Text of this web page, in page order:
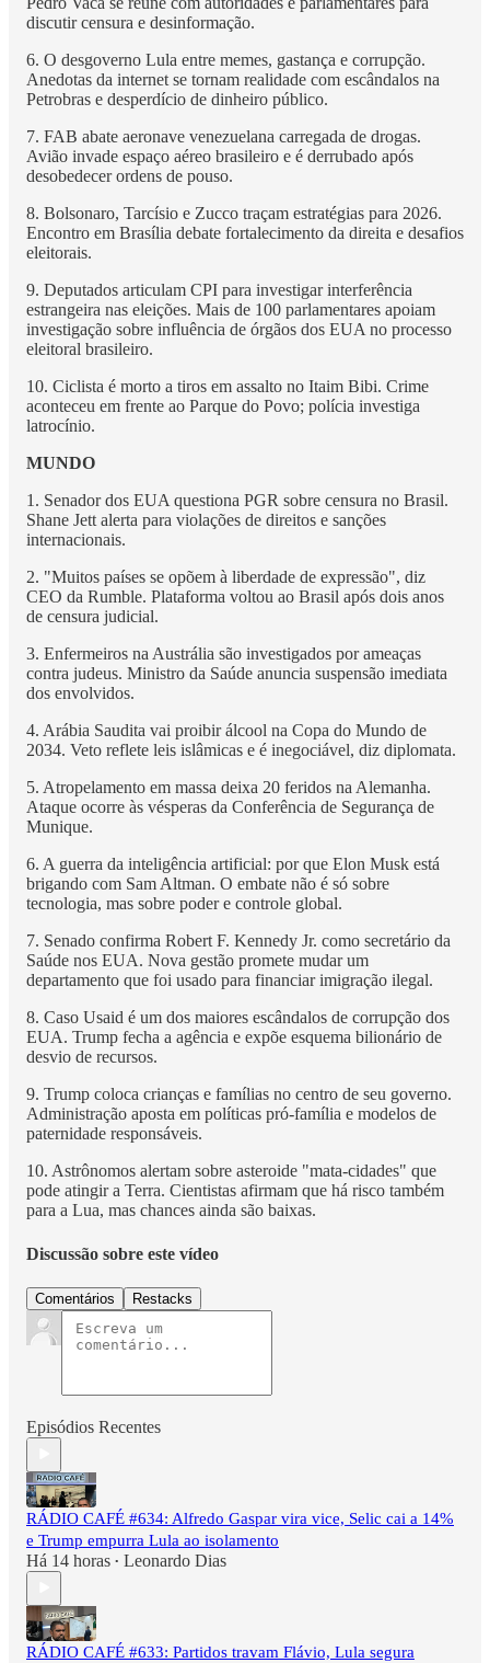
discutir censura e desinformação.
6. O desgoverno Lula entre memes, gastança e corrupção.
Anedotas da internet se tornam realidade com escândalos na
Petrobras e desperdício de dinheiro público.
7. FAB abate aeronave venezuelana carregada de drogas.
Avião invade espaço aéreo brasileiro e é derrubado após
desobedecer ordens de pouso.
8. Bolsonaro, Tarcísio e Zucco traçam estratégias para 2026.
Encontro em Brasília debate fortalecimento da direita e desafios
eleitorais.
9. Deputados articulam CPI para investigar interferência
estrangeira nas eleições. Mais de 100 parlamentares apoiam
investigação sobre influência de órgãos dos EUA no processo
eleitoral brasileiro.
10. Ciclista é morto a tiros em assalto no Itaim Bibi. Crime
aconteceu em frente ao Parque do Povo; polícia investiga
latrocínio.
MUNDO
1. Senador dos EUA questiona PGR sobre censura no Brasil.
Shane Jett alerta para violações de direitos e sanções
internacionais.
2. "Muitos países se opõem à liberdade de expressão", diz
CEO da Rumble. Plataforma voltou ao Brasil após dois anos
de censura judicial.
3. Enfermeiros na Austrália são investigados por ameaças
contra judeus. Ministro da Saúde anuncia suspensão imediata
dos envolvidos.
4. Arábia Saudita vai proibir álcool na Copa do Mundo de
2034. Veto reflete leis islâmicas e é inegociável, diz diplomata.
5. Atropelamento em massa deixa 20 feridos na Alemanha.
Ataque ocorre às vésperas da Conferência de Segurança de
Munique.
6. A guerra da inteligência artificial: por que Elon Musk está
brigando com Sam Altman. O embate não é só sobre
tecnologia, mas sobre poder e controle global.
7. Senado confirma Robert F. Kennedy Jr. como secretário da
Saúde nos EUA. Nova gestão promete mudar um
departamento que foi usado para financiar imigração ilegal.
8. Caso Usaid é um dos maiores escândalos de corrupção dos
EUA. Trump fecha a agência e expõe esquema bilionário de
desvio de recursos.
9. Trump coloca crianças e famílias no centro de seu governo.
Administração aposta em políticas pró-família e modelos de
paternidade responsáveis.
10. Astrônomos alertam sobre asteroide "mata-cidades" que
pode atingir a Terra. Cientistas afirmam que há risco também
para a Lua, mas chances ainda são baixas.
Discussão sobre este vídeo
Comentários Restacks
Episódios Recentes
RÁDIO CAFÉ #634: Alfredo Gaspar vira vice, Selic cai a 14%
e Trump empurra Lula ao isolamento
Há 14 horas • Leonardo Dias
RÁDIO CAFÉ #633: Partidos travam Flávio, Lula segura